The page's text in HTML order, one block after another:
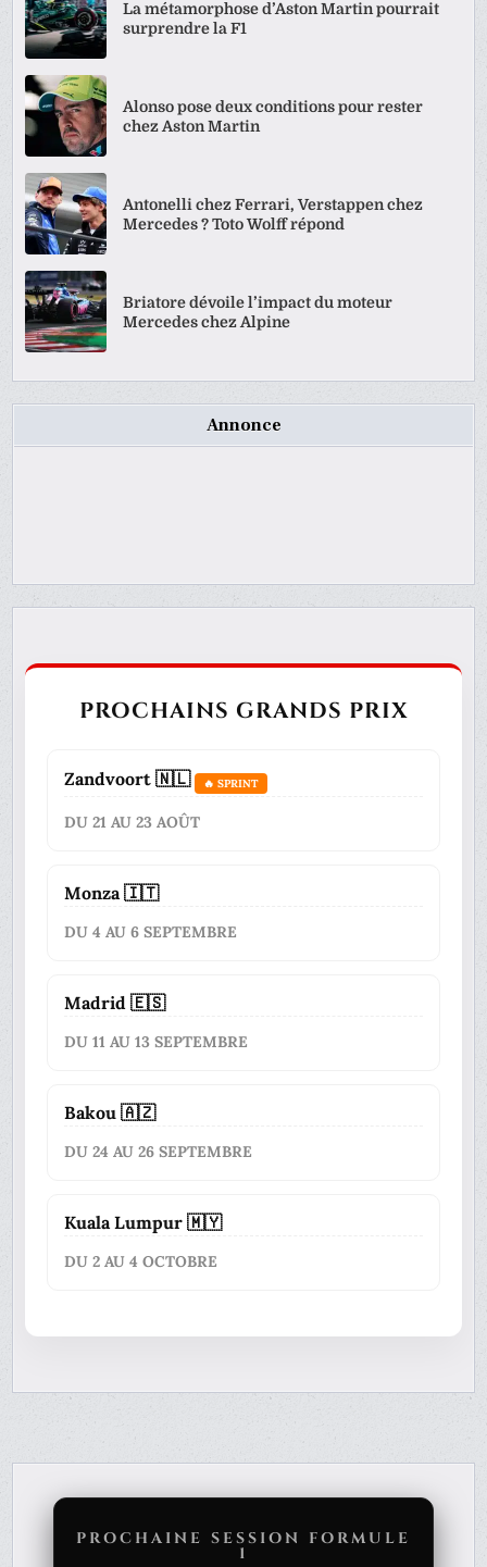
La métamorphose d’Aston Martin pourrait
surprendre la F1
Alonso pose deux conditions pour rester
chez Aston Martin
Antonelli chez Ferrari, Verstappen chez
Mercedes ? Toto Wolff répond
Briatore dévoile l’impact du moteur
Mercedes chez Alpine
Annonce
PROCHAINS GRANDS PRIX
Zandvoort 🇳🇱 🔥 SPRINT
DU 21 AU 23 AOÛT
Monza 🇮🇹
DU 4 AU 6 SEPTEMBRE
Madrid 🇪🇸
DU 11 AU 13 SEPTEMBRE
Bakou 🇦🇿
DU 24 AU 26 SEPTEMBRE
Kuala Lumpur 🇲🇾
DU 2 AU 4 OCTOBRE
PROCHAINE SESSION FORMULE
1